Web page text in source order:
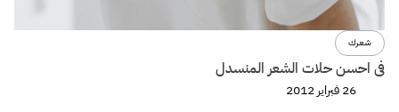
شعرك
فى احسن حلات الشعر المنسدل
26 فبراير 2012